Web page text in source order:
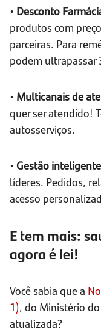
• Desconto
produtos com
parceiras. Para
podem ultrapassar
• Multicanais de
quer ser atendido!
autosserviços.
• Gestão
líderes. Pedidos,
acesso
E tem mais:
agora é lei!
Você sabia que a
1), do Ministério
atualizada?